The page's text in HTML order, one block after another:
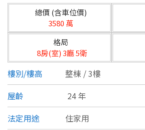
台北市
基隆市
新北市
宜蘭縣
桃園市
新竹市
類型(可複選)
不拘 公寓
總價 (含車位價)
3580 萬
格局
8房(室) 3廳 5衛
樓別/樓高
整棟 / 3樓
屋齡
24 年
法定用途
住家用